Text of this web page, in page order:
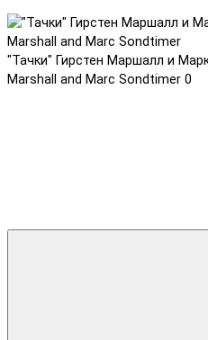
"Тачки" Гирстен Маршалл и
Marshall and Marc Sondtimer 0